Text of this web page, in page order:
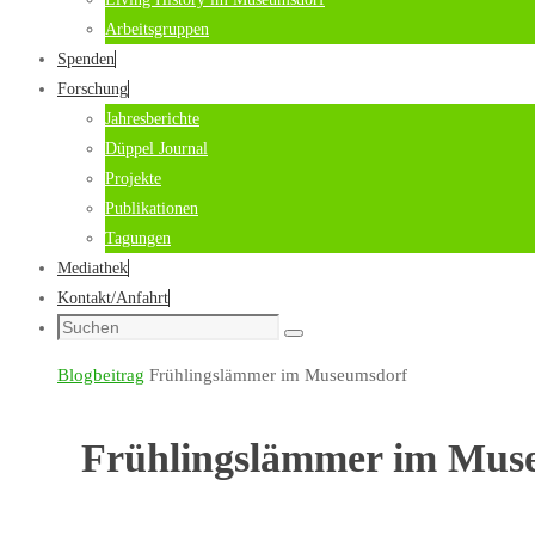
Arbeitsgruppen
Spenden
Forschung
Jahresberichte
Düppel Journal
Projekte
Publikationen
Tagungen
Mediathek
Kontakt/Anfahrt
Suche
Suchen
Start
Blogbeitrag Frühlingslämmer im Museumsdorf
Frühlingslämmer im